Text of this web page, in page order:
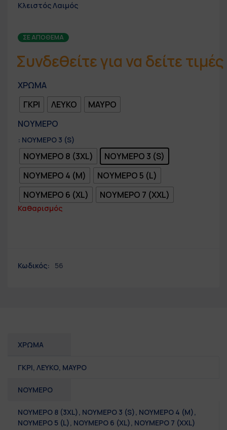
Κλειστός Λαιμός
ΣΕ ΑΠΌΘΕΜΑ
Συνδεθείτε για να δείτε τιμές
ΧΡΩΜΑ
ΓΚΡΙ
ΛΕΥΚΟ
ΜΑΥΡΟ
ΝΟΥΜΕΡΟ
: ΝΟΥΜΕΡΟ 3 (S)
ΝΟΥΜΕΡΟ 8 (3XL)
ΝΟΥΜΕΡΟ 3 (S)
ΝΟΥΜΕΡΟ 4 (M)
ΝΟΥΜΕΡΟ 5 (L)
ΝΟΥΜΕΡΟ 6 (XL)
ΝΟΥΜΕΡΟ 7 (XXL)
Καθαρισμός
Κωδικός: 56
ΧΡΩΜΑ
ΓΚΡΙ, ΛΕΥΚΟ, ΜΑΥΡΟ
ΝΟΥΜΕΡΟ
ΝΟΥΜΕΡΟ 8 (3XL), ΝΟΥΜΕΡΟ 3 (S), ΝΟΥΜΕΡΟ 4 (M),
ΝΟΥΜΕΡΟ 5 (L), ΝΟΥΜΕΡΟ 6 (XL), ΝΟΥΜΕΡΟ 7 (XXL)